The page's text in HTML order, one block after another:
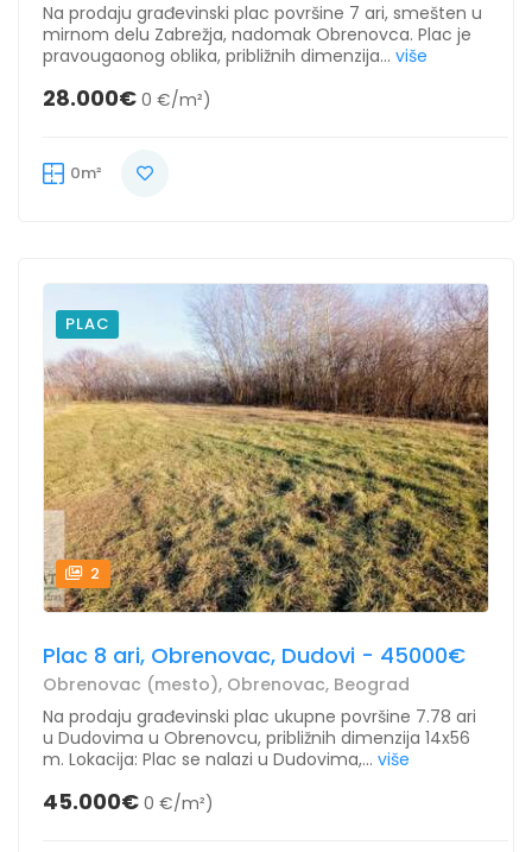
Na prodaju građevinski plac površine 7 ari, smešten u
mirnom delu Zabrežja, nadomak Obrenovca. Plac je
pravougaonog oblika, približnih dimenzija... više
28.000€ 0 €/m²)
0m²
PLAC
2
Plac 8 ari, Obrenovac, Dudovi - 45000€
Obrenovac (mesto), Obrenovac, Beograd
Na prodaju građevinski plac ukupne površine 7.78 ari
u Dudovima u Obrenovcu, približnih dimenzija 14x56
m. Lokacija: Plac se nalazi u Dudovima,... više
45.000€ 0 €/m²)